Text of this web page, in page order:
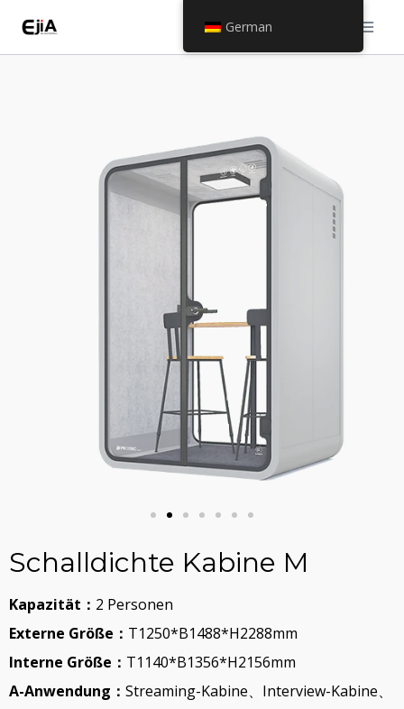
Schalldichte Kabine M
Kapazität： 2 Personen
Externe Größe： T1250*B1488*H2288mm
Interne Größe： T1140*B1356*H2156mm
A-Anwendung： Streaming-Kabine、Interview-Kabine、
German